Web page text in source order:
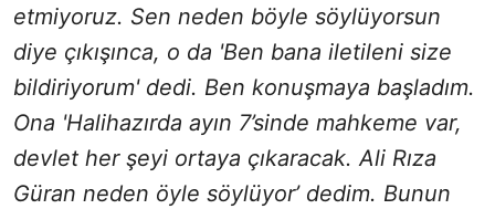
etmiyoruz. Sen neden böyle söylüyorsun
diye çıkışınca, o da 'Ben bana iletileni size
bildiriyorum' dedi. Ben konuşmaya başladım.
Ona 'Halihazırda ayın 7’sinde mahkeme var,
devlet her şeyi ortaya çıkaracak. Ali Rıza
Güran neden öyle söylüyor’ dedim. Bunun